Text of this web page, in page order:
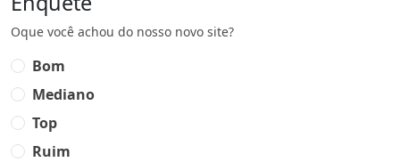
Oque você achou do nosso novo site?
Bom
Mediano
Top
Ruim